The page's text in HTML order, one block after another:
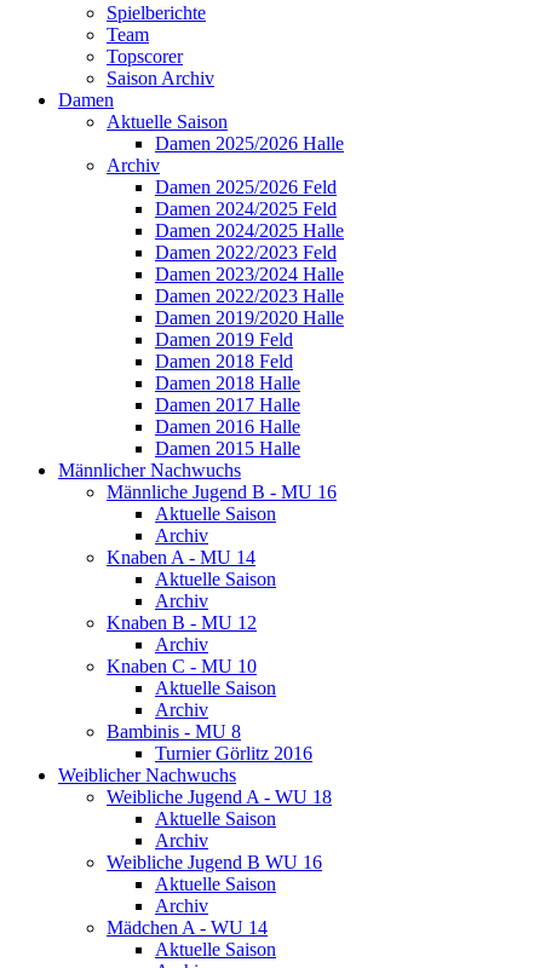
Spielberichte
Team
Topscorer
Saison Archiv
Damen
Aktuelle Saison
Damen 2025/2026 Halle
Archiv
Damen 2025/2026 Feld
Damen 2024/2025 Feld
Damen 2024/2025 Halle
Damen 2022/2023 Feld
Damen 2023/2024 Halle
Damen 2022/2023 Halle
Damen 2019/2020 Halle
Damen 2019 Feld
Damen 2018 Feld
Damen 2018 Halle
Damen 2017 Halle
Damen 2016 Halle
Damen 2015 Halle
Männlicher Nachwuchs
Männliche Jugend B - MU 16
Aktuelle Saison
Archiv
Knaben A - MU 14
Aktuelle Saison
Archiv
Knaben B - MU 12
Archiv
Knaben C - MU 10
Aktuelle Saison
Archiv
Bambinis - MU 8
Turnier Görlitz 2016
Weiblicher Nachwuchs
Weibliche Jugend A - WU 18
Aktuelle Saison
Archiv
Weibliche Jugend B WU 16
Aktuelle Saison
Archiv
Mädchen A - WU 14
Aktuelle Saison